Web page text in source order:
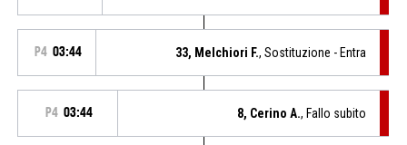
P4 03:44 33, Melchiori F., Sostituzione - Entra
P4 03:44 8, Cerino A., Fallo subito